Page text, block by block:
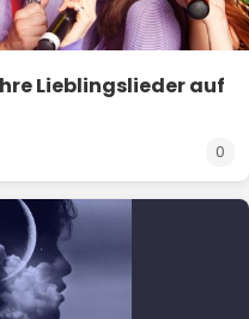
Lieblingslieder auf
0